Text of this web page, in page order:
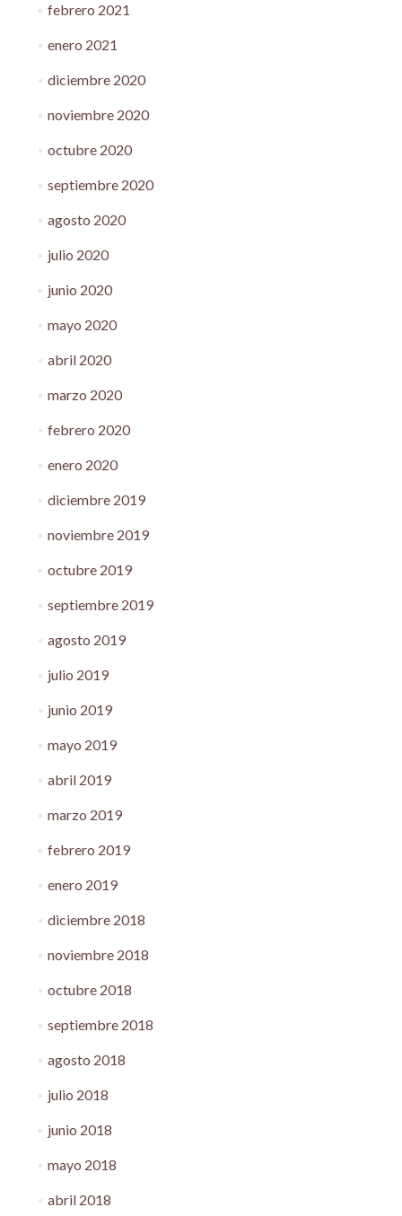
febrero 2021
enero 2021
diciembre 2020
noviembre 2020
octubre 2020
septiembre 2020
agosto 2020
julio 2020
junio 2020
mayo 2020
abril 2020
marzo 2020
febrero 2020
enero 2020
diciembre 2019
noviembre 2019
octubre 2019
septiembre 2019
agosto 2019
julio 2019
junio 2019
mayo 2019
abril 2019
marzo 2019
febrero 2019
enero 2019
diciembre 2018
noviembre 2018
octubre 2018
septiembre 2018
agosto 2018
julio 2018
junio 2018
mayo 2018
abril 2018